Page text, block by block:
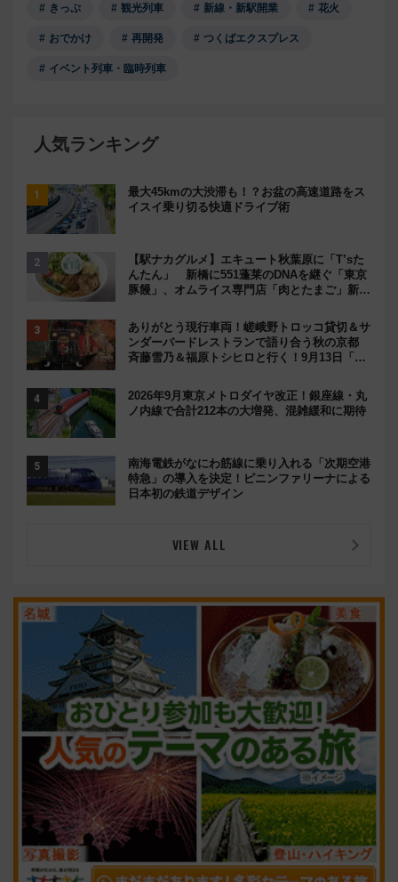
きっぷ 観光列車 新線・新駅開業 花火
おでかけ 再開発 つくばエクスプレス
イベント列車・臨時列車
人気ランキング
最大45kmの大渋滞も！？お盆の高速道路をス
イスイ乗り切る快適ドライブ術
【駅ナカグルメ】エキュート秋葉原に「T’sた
んたん」 新橋に551蓬莱のDNAを継ぐ「東京
豚饅」、オムライス専門店「肉とたまご」新グ
ありがとう現行車両！嵯峨野トロッコ貸切＆サ
ンダーバードレストランで語り合う秋の京都
斉藤雪乃＆福原トシヒロと行く！9月13日「京
2026年9月東京メトロダイヤ改正！銀座線・丸
ノ内線で合計212本の大増発、混雑緩和に期待
南海電鉄がなにわ筋線に乗り入れる「次期空港
特急」の導入を決定！ピニンファリーナによる
日本初の鉄道デザイン
VIEW ALL